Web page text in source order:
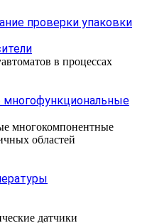
проверки упаковки
в процессах
многокомпонентные
областей
датчики